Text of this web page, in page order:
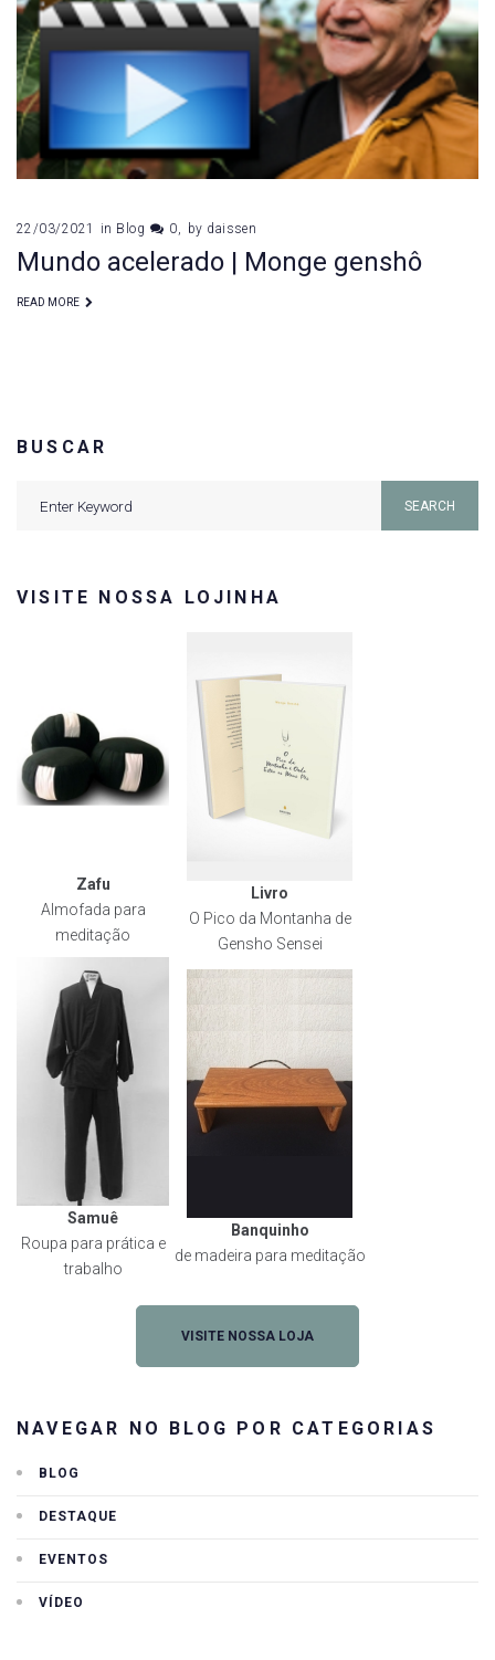
22/03/2021 in Blog 0 by daissen
Mundo acelerado | Monge genshô
READ MORE
BUSCAR
SEARCH
VISITE NOSSA LOJINHA
Zafu
Almofada para
meditação
Livro
O Pico da Montanha de
Gensho Sensei
Samuê
Roupa para prática e
trabalho
Banquinho
de madeira para meditação
VISITE NOSSA LOJA
NAVEGAR NO BLOG POR CATEGORIAS
BLOG
DESTAQUE
EVENTOS
VÍDEO